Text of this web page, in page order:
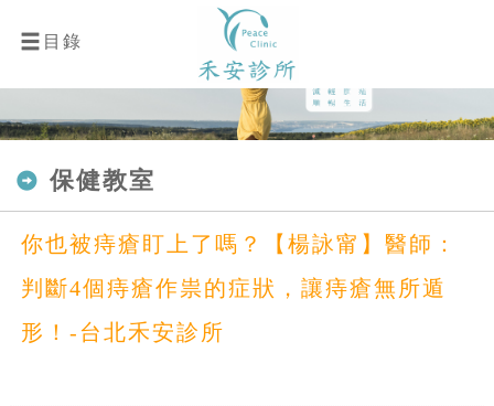
目錄
保健教室
你也被痔瘡盯上了嗎？【楊詠甯】醫師：
判斷4個痔瘡作祟的症狀，讓痔瘡無所遁
形！-台北禾安診所